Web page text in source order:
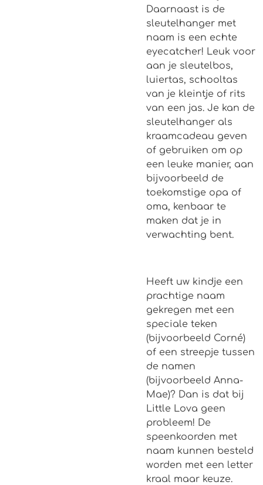
Daarnaast is de
sleutelhanger met
naam is een echte
eyecatcher! Leuk voor
aan je sleutelbos,
luiertas, schooltas
van je kleintje of rits
van een jas. Je kan de
sleutelhanger als
kraamcadeau geven
of gebruiken om op
een leuke manier, aan
bijvoorbeeld de
toekomstige opa of
oma, kenbaar te
maken dat je in
verwachting bent.
Heeft uw kindje een
prachtige naam
gekregen met een
speciale teken
(bijvoorbeeld Corné)
of een streepje tussen
de namen
(bijvoorbeeld Anna-
Mae)? Dan is dat bij
Little Lova geen
probleem! De
speenkoorden met
naam kunnen besteld
worden met een letter
kraal maar keuze.